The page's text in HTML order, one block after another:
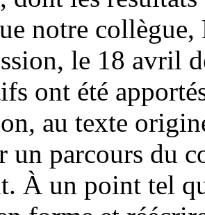
notre
le 18 avril
ont été
au texte
un parcours du
À un point tel